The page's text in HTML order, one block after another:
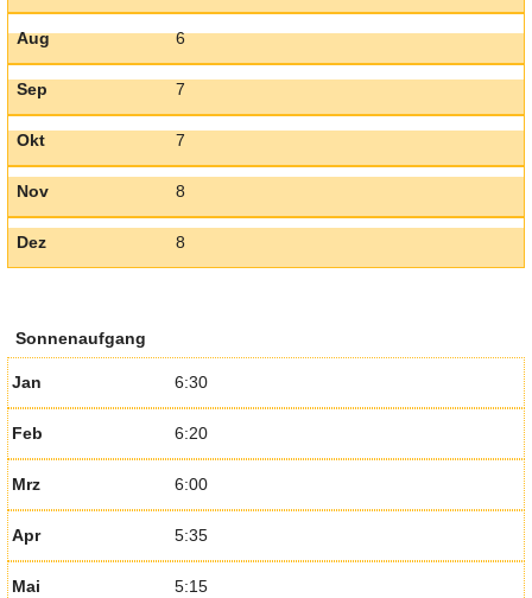
Aug 6
Sep 7
Okt 7
Nov 8
Dez 8
Sonnenaufgang
Jan 6:30
Feb 6:20
Mrz 6:00
Apr 5:35
Mai 5:15